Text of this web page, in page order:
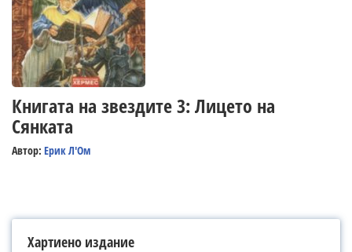
Книгата на звездите 3: Лицето на
Сянката
Автор: Ерик Л'Ом
Хартиено издание